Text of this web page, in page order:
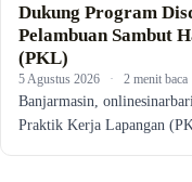
Dukung Program
Pelambuan Sambut
(PKL)
5 Agustus 2026 · 2 menit baca
Banjarmasin,
Praktik Kerja Lapangan